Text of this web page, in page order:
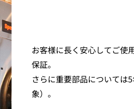
お客様に長く安心してご使
保証。
さらに重要部品については
象）。